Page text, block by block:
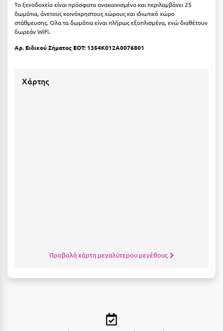
Λακόπετρα Αχαΐας
Λακωνία
Λασίθι
Το ξενοδοχείο είναι πρόσφατα ανακαινισμένο και περιλαμβάνει 25
δωμάτια, άνετους κοινόχρηστους χώρους και ιδιωτικό χώρο
στάθμευσης. Όλα τα δωμάτια είναι πλήρως εξοπλισμένα, ενώ διαθέτουν
δωρεάν WiFi.
Αρ. Ειδικού Σήματος ΕΟΤ: 1354K012A0076801
Χάρτης
Προβολή χάρτη μεγαλύτερου μεγέθους